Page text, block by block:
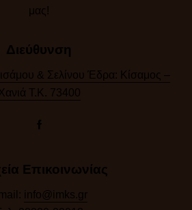
μας!​
Διεύθυνση
& Σελίνου Έδρα: Κίσαμος –
Τ.Κ. 73400
Επικοινωνίας
info@imks.gr